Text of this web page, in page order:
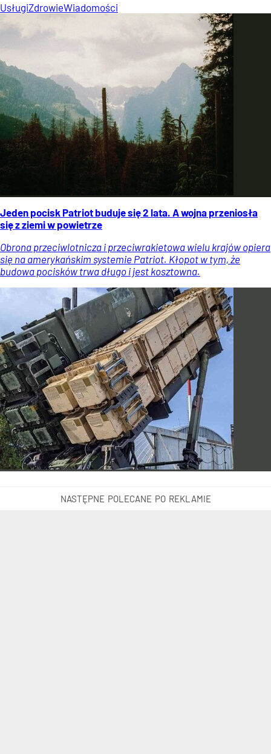
UsługiZdrowieWiadomości
Jeden pocisk Patriot buduje się 2 lata. A wojna przeniosła
się z ziemi w powietrze
Obrona przeciwlotnicza i przeciwrakietowa wielu krajów opiera
się na amerykańskim systemie Patriot. Kłopot w tym, że
budowa pocisków trwa długo i jest kosztowna.